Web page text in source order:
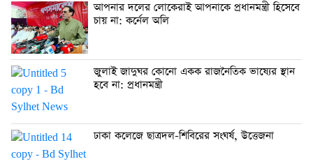
আপনার দলের লোকেরাই আপনাকে প্রধানমন্ত্রী হিসেবে
চায় না: কর্নেল অলি
জুলাই জাদুঘর কোনো একক রাজনৈতিক ভাষ্যের স্থান
হবে না: প্রধানমন্ত্রী
ঢাকা কলেজে ছাত্রদল-শিবিরের সংঘর্ষ, উত্তেজনা